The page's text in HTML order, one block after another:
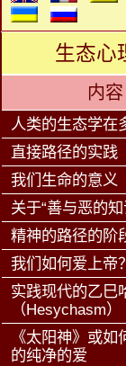
生态心
内容
人类的生态学在
直接路径的实践
我们生命的意义
关于“善与恶的知
精神的路径的阶
我们如何爱上帝？
实践现代的乙巳
（Hesychasm）
《太阳神》或如
的纯净的爱